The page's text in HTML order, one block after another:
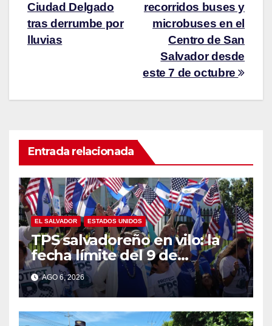
recorridos buses y
microbuses en el
Centro de San
Salvador desde
este 7 de octubre
Ciudad Delgado
tras derrumbe por
lluvias
Entrada relacionada
EL SALVADOR ESTADOS UNIDOS
TPS salvadoreño en vilo: la
fecha límite del 9 de
septiembre se acerca sin
respuesta de Washington
AGO 6, 2026